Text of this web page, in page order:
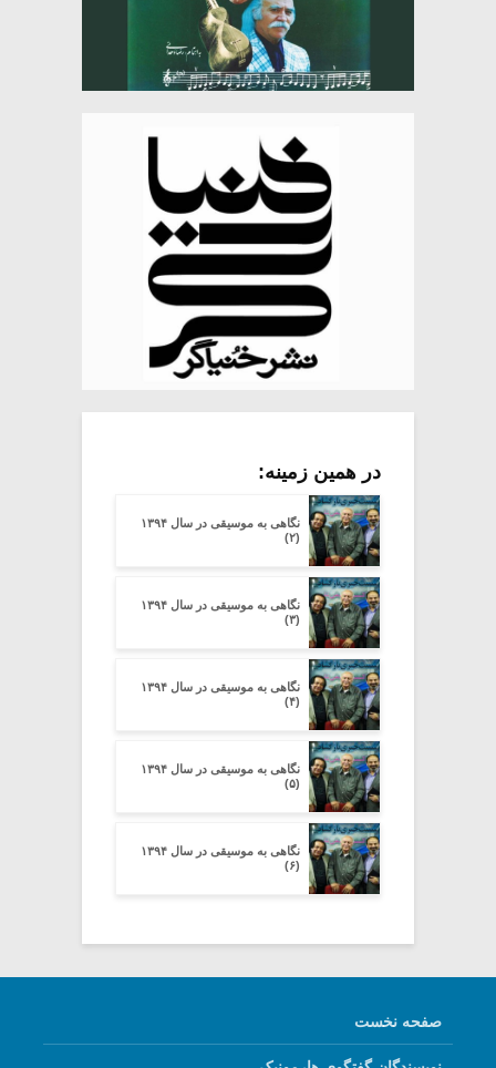
در همین زمینه:
نگاهی به موسیقی در سال ۱۳۹۴
(۲)
نگاهی به موسیقی در سال ۱۳۹۴
(۳)
نگاهی به موسیقی در سال ۱۳۹۴
(۴)
نگاهی به موسیقی در سال ۱۳۹۴
(۵)
نگاهی به موسیقی در سال ۱۳۹۴
(۶)
صفحه نخست